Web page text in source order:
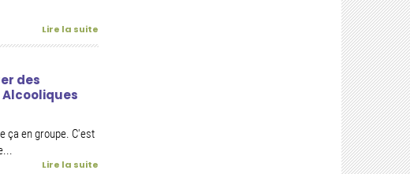
Lire la suite
des
ça en groupe. C'est
Lire la suite